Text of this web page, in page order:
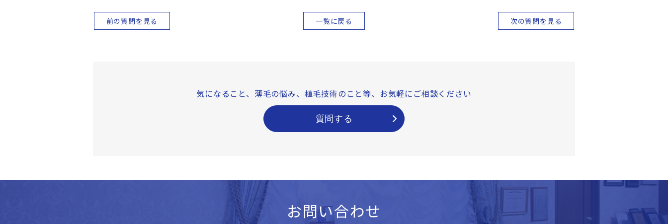
前の質問を見る 一覧に戻る 次の質問を見る
気になること、薄毛の悩み、 植毛技術のこと等、 お気軽にご相談ください
質問する
お問い合わせ